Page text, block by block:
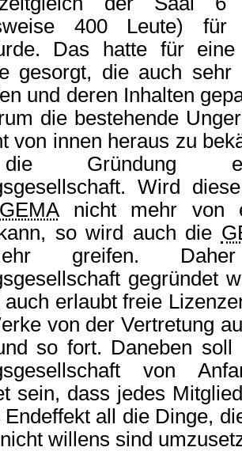
400 Leute) für
Das hatte für
gesorgt, die auch
und deren Inhalten
die bestehende
von innen heraus zu
Gründung
Wird
GEMAnicht mehr von
so wird auch die
greifen.
gegründet
auch erlaubt freie
von der Vertretung
so fort. Daneben soll
von
sein, dass jedes
all die Dinge,
willens sind